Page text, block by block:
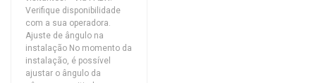
Verifique disponibilidade
com a sua operadora.
Ajuste de ângulo na
instalação No momento da
instalação, é possível
ajustar o ângulo da